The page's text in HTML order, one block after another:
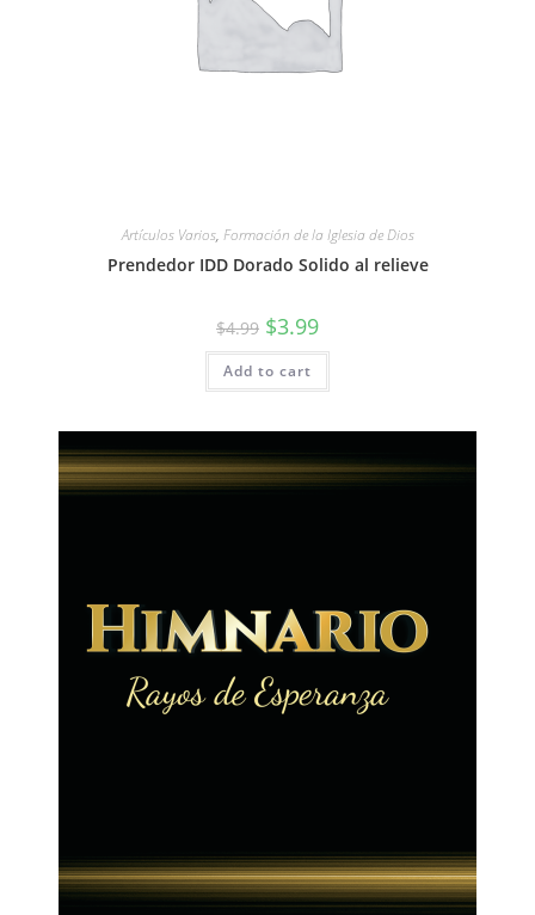
Artículos Varios, Formación de la Iglesia de Dios
Prendedor IDD Dorado Solido al relieve
$4.99 $3.99
Add to cart